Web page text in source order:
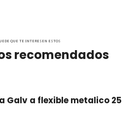
QUE TE INTERESEN ESTOS
recomendados
Galv a flexible metalico 25